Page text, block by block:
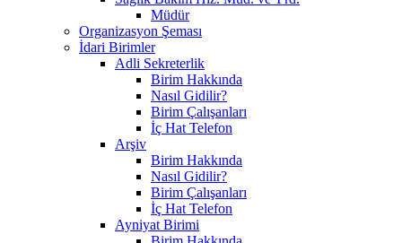
Müdür
Organizasyon Şeması
İdari Birimler
Adli Sekreterlik
Birim Hakkında
Nasıl Gidilir?
Birim Çalışanları
İç Hat Telefon
Arşiv
Birim Hakkında
Nasıl Gidilir?
Birim Çalışanları
İç Hat Telefon
Ayniyat Birimi